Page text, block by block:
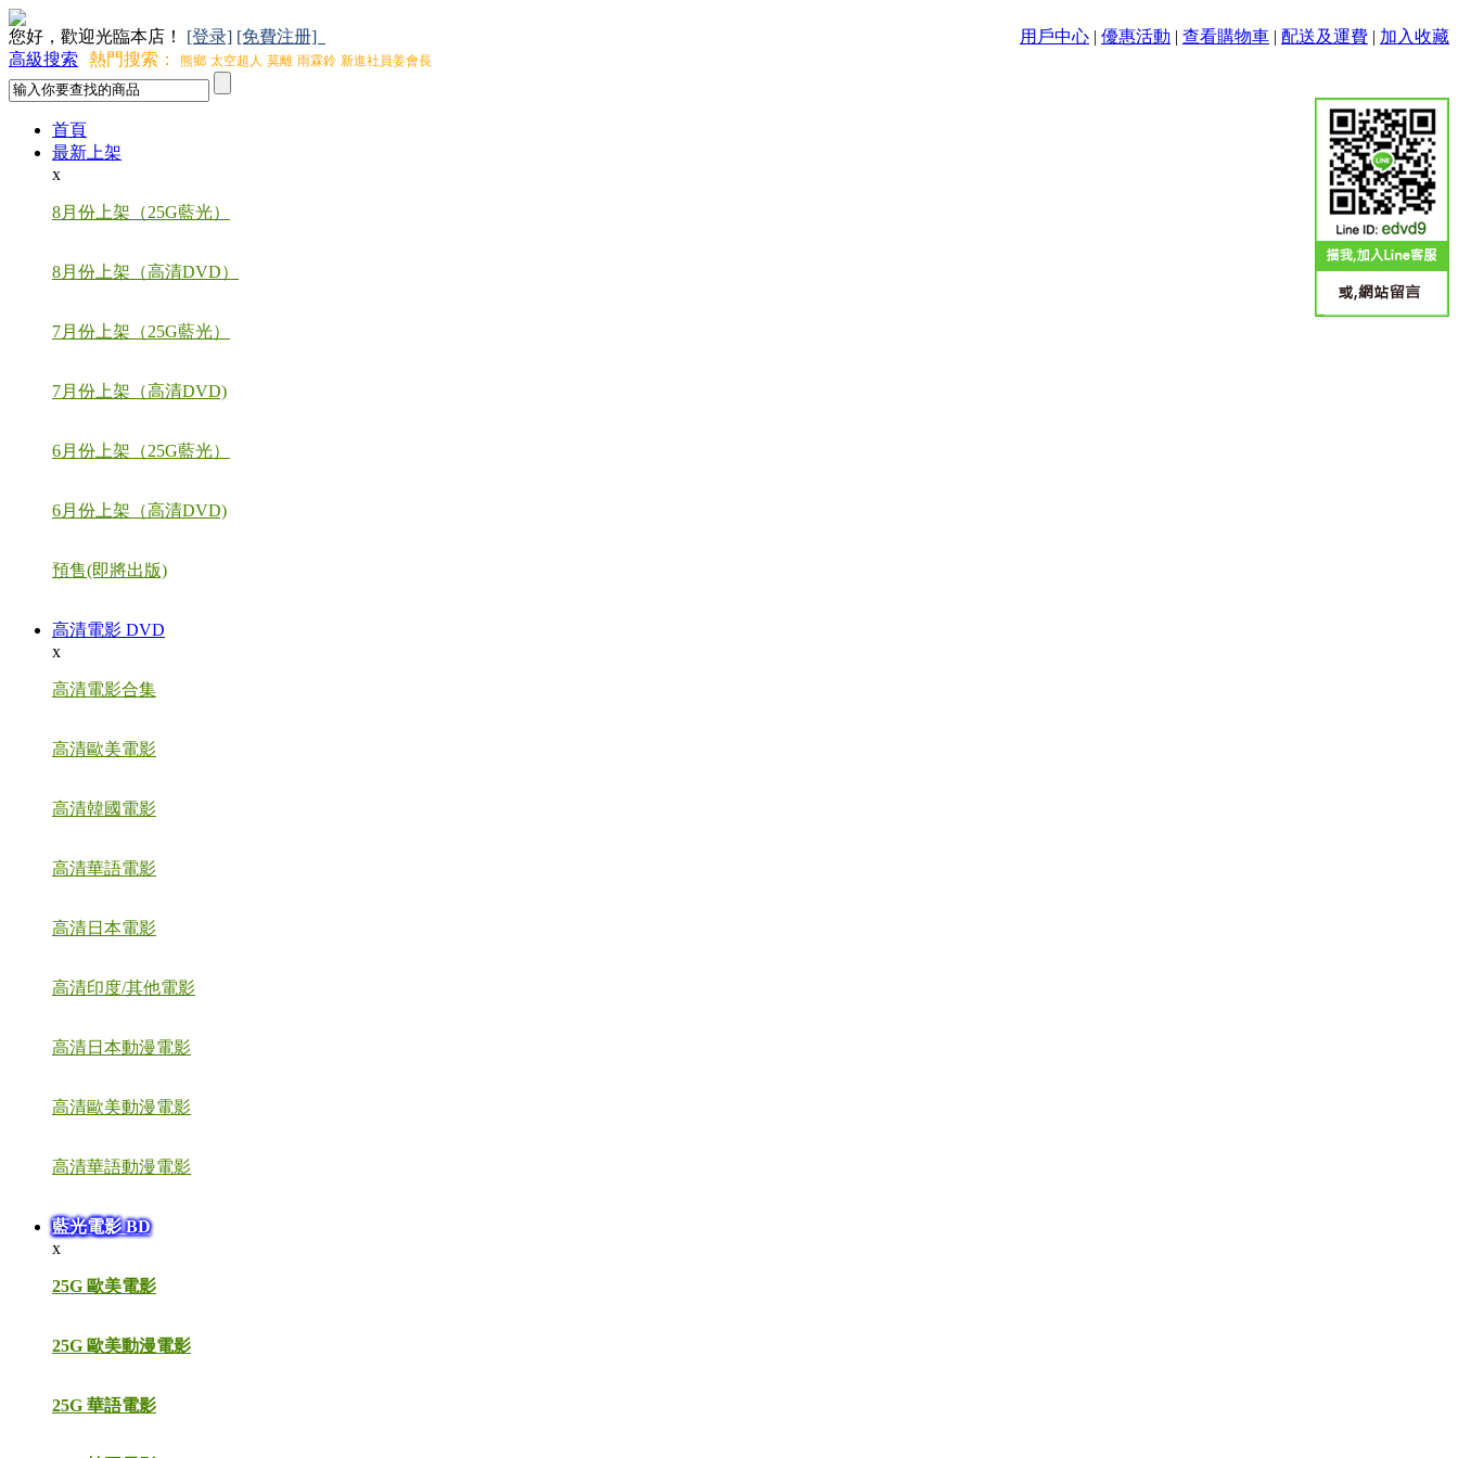
您好，歡迎光臨本店！ [登录] [免費注册] 用戶中心 | 優惠活動 | 查看購物車 | 配送及運費 | 加入收藏
高級搜索
熱門搜索： 熊鄉 太空超人 莫離 雨霖鈴 新進社員姜會長
首頁
最新上架
x
8月份上架（25G藍光）
8月份上架（高清DVD）
7月份上架（25G藍光）
7月份上架（高清DVD)
6月份上架（25G藍光）
6月份上架（高清DVD)
預售(即將出版)
高清電影 DVD
x
高清電影合集
高清歐美電影
高清韓國電影
高清華語電影
高清日本電影
高清印度/其他電影
高清日本動漫電影
高清歐美動漫電影
高清華語動漫電影
藍光電影 BD
x
25G 歐美電影
25G 歐美動漫電影
25G 華語電影